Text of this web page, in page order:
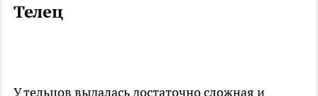
Телец
У тельцов выдалась достаточно сложная и